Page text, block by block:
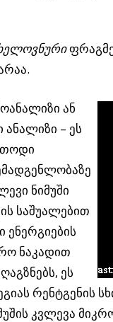
ან
– ეს
ნიმუში
საშუალებით
ნაკადით
ეს
რენტგენის
კვლევა